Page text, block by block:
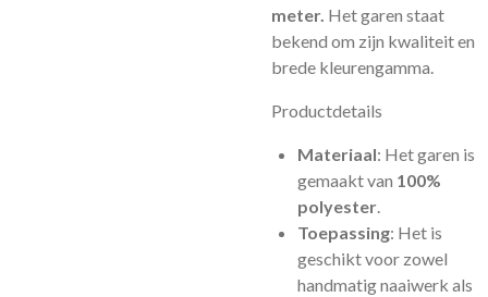
meter. Het garen staat
bekend om zijn kwaliteit en
brede kleurengamma.
Productdetails
Materiaal: Het garen is
gemaakt van 100%
polyester.
Toepassing: Het is
geschikt voor zowel
handmatig naaiwerk als